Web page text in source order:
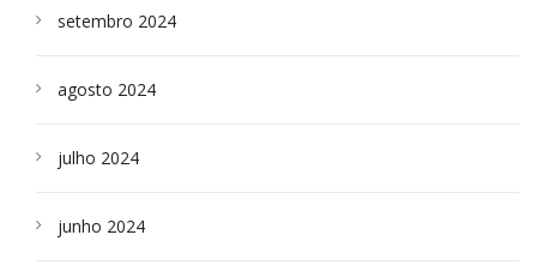
setembro 2024
agosto 2024
julho 2024
junho 2024